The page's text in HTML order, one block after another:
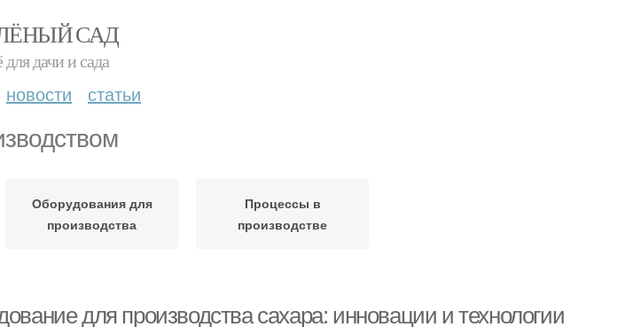
САД
для дачи и сада
новости статьи
Оборудования для
производства
Процессы в
производстве
для производства сахара: инновации и технологии